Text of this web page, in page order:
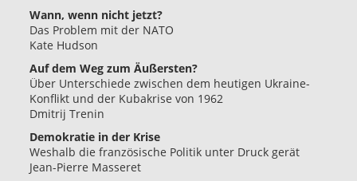
Wann, wenn nicht jetzt?
Das Problem mit der NATO
Kate Hudson
Auf dem Weg zum Äußersten?
Über Unterschiede zwischen dem heutigen Ukraine-
Konflikt und der Kubakrise von 1962
Dmitrij Trenin
Demokratie in der Krise
Weshalb die französische Politik unter Druck gerät
Jean-Pierre Masseret